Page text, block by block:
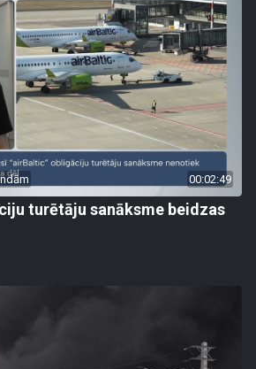
00:02:49
turētāju sanāksme beidzas